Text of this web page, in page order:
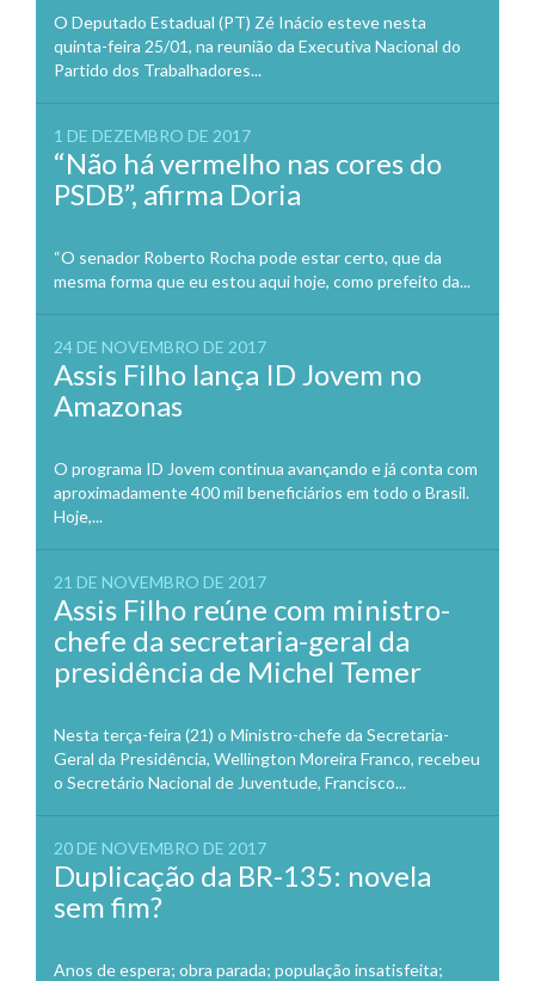
O Deputado Estadual (PT) Zé Inácio esteve nesta
quinta-feira 25/01, na reunião da Executiva Nacional do
Partido dos Trabalhadores...
1 DE DEZEMBRO DE 2017
“Não há vermelho nas cores do
PSDB”, afirma Doria
“O senador Roberto Rocha pode estar certo, que da
mesma forma que eu estou aqui hoje, como prefeito da...
24 DE NOVEMBRO DE 2017
Assis Filho lança ID Jovem no
Amazonas
O programa ID Jovem continua avançando e já conta com
aproximadamente 400 mil beneficiários em todo o Brasil.
Hoje,...
21 DE NOVEMBRO DE 2017
Assis Filho reúne com ministro-
chefe da secretaria-geral da
presidência de Michel Temer
Nesta terça-feira (21) o Ministro-chefe da Secretaria-
Geral da Presidência, Wellington Moreira Franco, recebeu
o Secretário Nacional de Juventude, Francisco...
20 DE NOVEMBRO DE 2017
Duplicação da BR-135: novela
sem fim?
Anos de espera; obra parada; população insatisfeita;